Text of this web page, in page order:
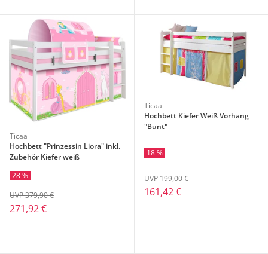
Ticaa
Hochbett "Prinzessin Liora" inkl.
Zubehör Kiefer weiß
28 %
271,92 €
UVP 379,90 €
Ticaa
Hochbett Kiefer Weiß Vorhang
"Bunt"
18 %
161,42 €
UVP 199,00 €